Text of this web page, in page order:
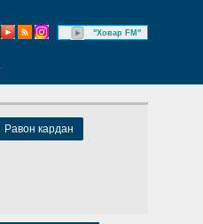
"Ховар FM"
Равон кардан